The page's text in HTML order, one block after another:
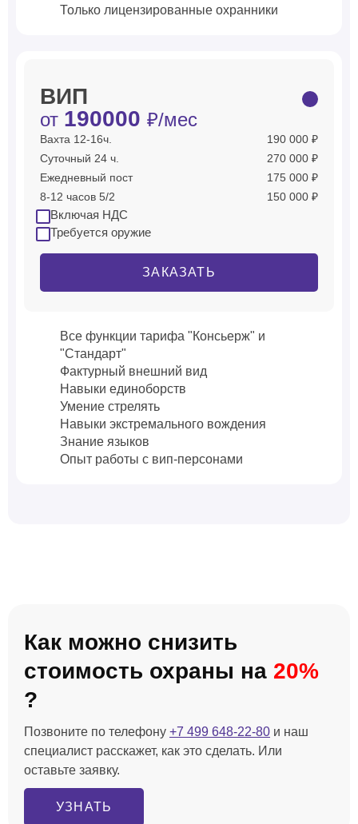
Только лицензированные охранники
ВИП
от 190000 ₽/мес
Вахта 12-16ч.
190 000 ₽
Суточный 24 ч.
270 000 ₽
Ежедневный пост
175 000 ₽
8-12 часов 5/2
150 000 ₽
Включая НДС
Требуется оружие
ЗАКАЗАТЬ
Все функции тарифа "Консьерж" и
"Стандарт"
Фактурный внешний вид
Навыки единоборств
Умение стрелять
Навыки экстремального вождения
Знание языков
Опыт работы с вип-персонами
Как можно снизить
стоимость охраны на 20%
?
Позвоните по телефону +7 499 648-22-80 и наш
специалист расскажет, как это сделать. Или
оставьте заявку.
УЗНАТЬ